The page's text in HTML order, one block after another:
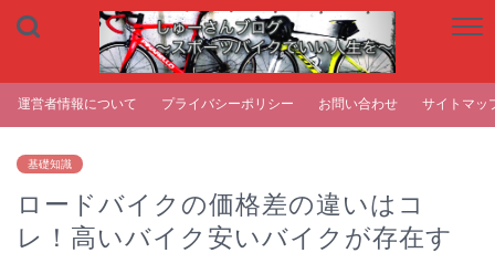
運営者情報について プライバシーポリシー お問い合わせ サイトマッ
基礎知識
ロードバイクの価格差の違いはコ
レ！高いバイク安いバイクが存在す